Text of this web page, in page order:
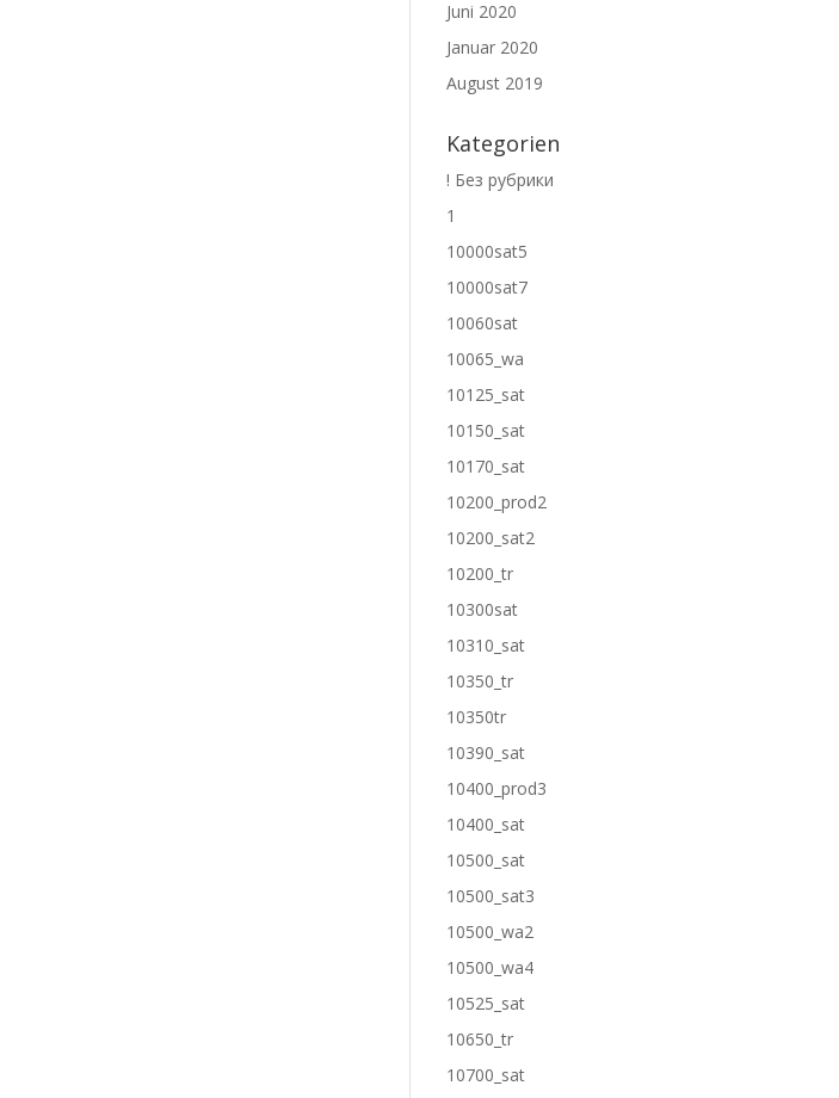
Juni 2020
Januar 2020
August 2019
Kategorien
! Без рубрики
1
10000sat5
10000sat7
10060sat
10065_wa
10125_sat
10150_sat
10170_sat
10200_prod2
10200_sat2
10200_tr
10300sat
10310_sat
10350_tr
10350tr
10390_sat
10400_prod3
10400_sat
10500_sat
10500_sat3
10500_wa2
10500_wa4
10525_sat
10650_tr
10700_sat